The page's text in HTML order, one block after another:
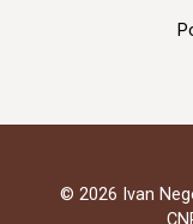
© 2026 Ivan